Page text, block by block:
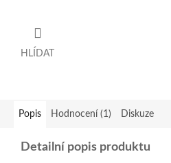
HLÍDAT
Popis Hodnocení (1) Diskuze
Detailní popis produktu